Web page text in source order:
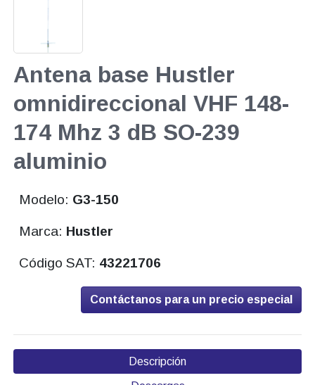
Antena base Hustler
omnidireccional VHF 148-
174 Mhz 3 dB SO-239
aluminio
Modelo: G3-150
Marca: Hustler
Código SAT: 43221706
Contáctanos para un precio especial
Descripción